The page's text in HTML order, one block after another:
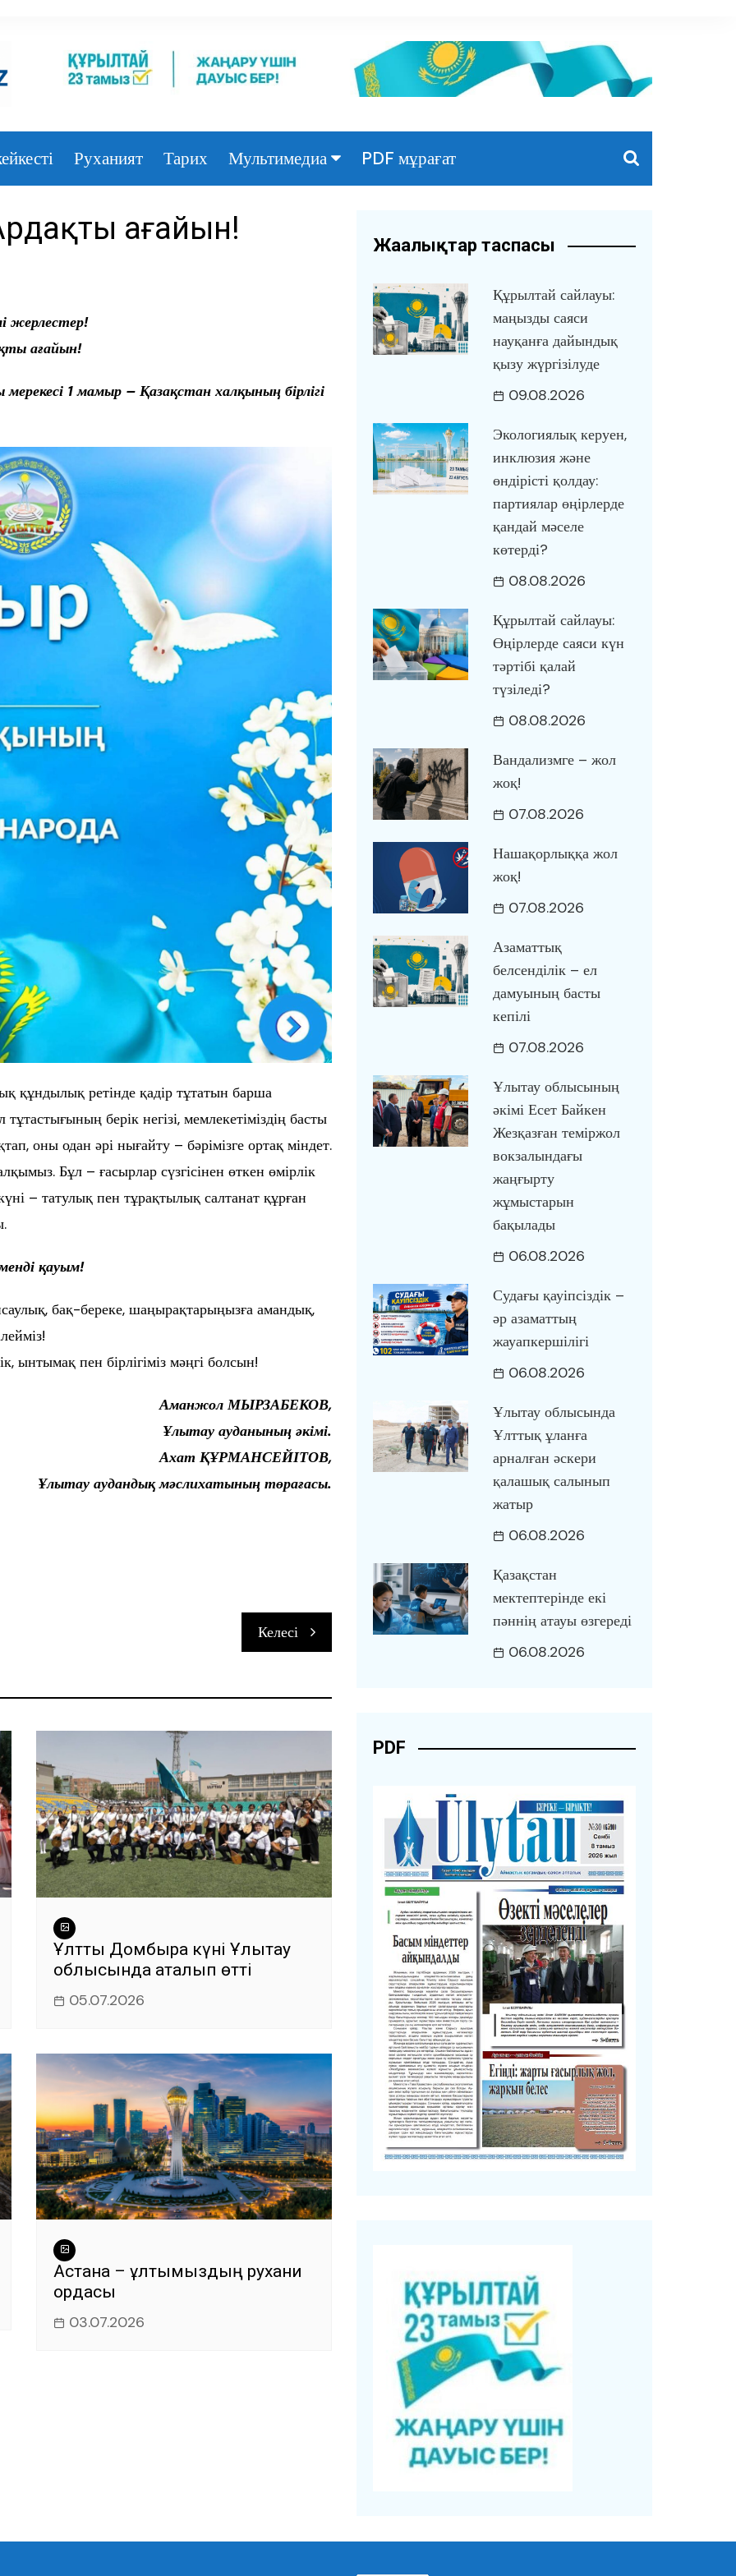
Руханият Тарих Мультимедиа
Видео
PDF мұрағат
ағайын!
жерлестер!
ағайын!
1 мамыр – Қазақстан халқының бірлігі
құндылық ретінде қадір тұтатын барша
берік негізі, мемлекетіміздің басты
оны одан әрі нығайту – бәрімізге ортақ міндет.
Бұл – ғасырлар сүзгісінен өткен өмірлік
– татулық пен тұрақтылық салтанат құрған
қауым!
бақ-береке, шаңырақтарыңызға амандық,
ынтымақ пен бірлігіміз мәңгі болсын!
Аманжол МЫРЗАБЕКОВ,
Ұлытау ауданының әкімі.
Ахат ҚҰРМАНСЕЙІТОВ,
Ұлытау аудандық мәслихатының төрағасы.
Келесі
Ұлттық Домбыра күні Ұлытау
облысында аталып өтті
05.07.2026
Астана – ұлтымыздың рухани
ордасы
03.07.2026
Жаңалықтар таспасы
Құрылтай сайлауы:
маңызды саяси
науқанға дайындық
қызу жүргізілуде
09.08.2026
Экологиялық керуен,
инклюзия және
өндірісті қолдау:
партиялар өңірлерде
қандай мәселе
көтерді?
08.08.2026
Құрылтай сайлауы:
Өңірлерде саяси күн
тәртібі қалай
түзіледі?
08.08.2026
Вандализмге – жол
жоқ!
07.08.2026
Нашақорлыққа жол
жоқ!
07.08.2026
Азаматтық
белсенділік – ел
дамуының басты
кепілі
07.08.2026
Ұлытау облысының
әкімі Есет Байкен
Жезқазған теміржол
вокзалындағы
жаңғырту
жұмыстарын
бақылады
06.08.2026
Судағы қауіпсіздік –
әр азаматтың
жауапкершілігі
06.08.2026
Ұлытау облысында
Ұлттық ұланға
арналған әскери
қалашық салынып
жатыр
06.08.2026
Қазақстан
мектептерінде екі
пәннің атауы өзгереді
06.08.2026
PDF